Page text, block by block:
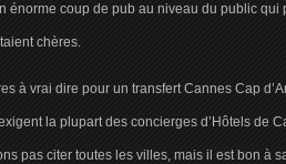
énorme coup de pub au niveau du public
chères.
à vrai dire pour un transfert Cannes Cap
la plupart des concierges d’Hôtels de
pas citer toutes les villes, mais il est bon à